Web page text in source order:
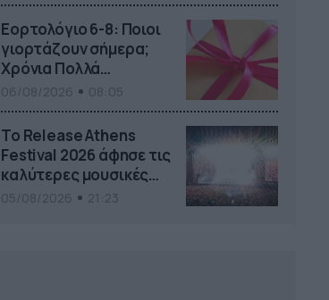
Εορτολόγιο 6-8: Ποιοι
γιορτάζουν σήμερα;
Χρόνια Πολλά…
Το Release Athens
Festival 2026 άφησε τις
καλύτερες μουσικές
αναμνήσεις